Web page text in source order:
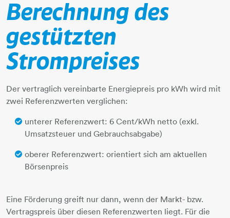
Berechnung des
gestützten
Strompreises
Der vertraglich vereinbarte Energiepreis pro kWh wird mit
zwei Referenzwerten verglichen:
unterer Referenzwert: 6 Cent/kWh netto (exkl.
Umsatzsteuer und Gebrauchsabgabe)
oberer Referenzwert: orientiert sich am aktuellen
Börsenpreis
Eine Förderung greift nur dann, wenn der Markt- bzw.
Vertragspreis über diesen Referenzwerten liegt. Für die